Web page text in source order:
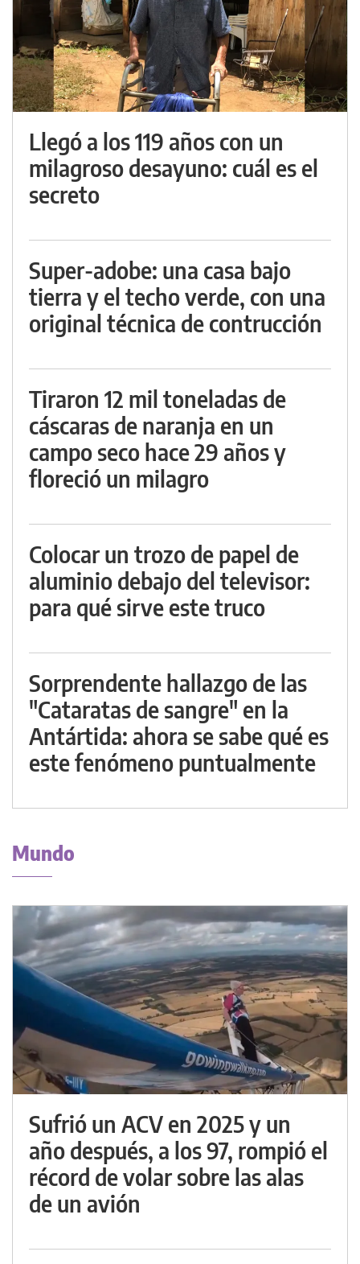
Llegó a los 119 años con un
milagroso desayuno: cuál es el
secreto
Super-adobe: una casa bajo
tierra y el techo verde, con una
original técnica de contrucción
Tiraron 12 mil toneladas de
cáscaras de naranja en un
campo seco hace 29 años y
floreció un milagro
Colocar un trozo de papel de
aluminio debajo del televisor:
para qué sirve este truco
Sorprendente hallazgo de las
"Cataratas de sangre" en la
Antártida: ahora se sabe qué es
este fenómeno puntualmente
Mundo
Sufrió un ACV en 2025 y un
año después, a los 97, rompió el
récord de volar sobre las alas
de un avión